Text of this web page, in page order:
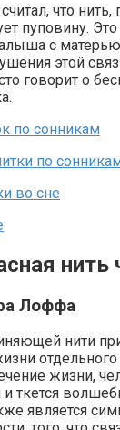
что
пуповину.
с
этой
говорит о
нить
Лоффа
нити
жизни,
и ткется
является